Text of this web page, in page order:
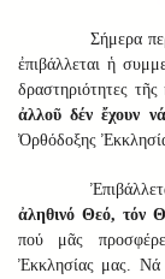
Σήμερα
ἐπιβάλλεται ἡ
δραστηριότητες
ἀλλοῦ δέν ἔχουν
Ὀρθόδοξης
ἀληθινό Θεό, τόν
πού μᾶς
Ἐκκλησίας μας. Νά